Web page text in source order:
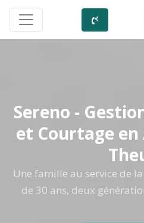
Sereno -
et Courtage en
Une famille au service de
de 30 ans, deux